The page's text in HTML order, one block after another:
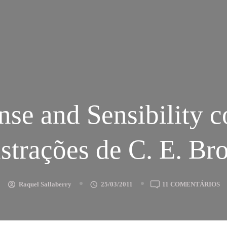
and Sensibility
de C. E.
Raquel Sallaberry 25/03/2011 11 COMENTÁRIOSEM